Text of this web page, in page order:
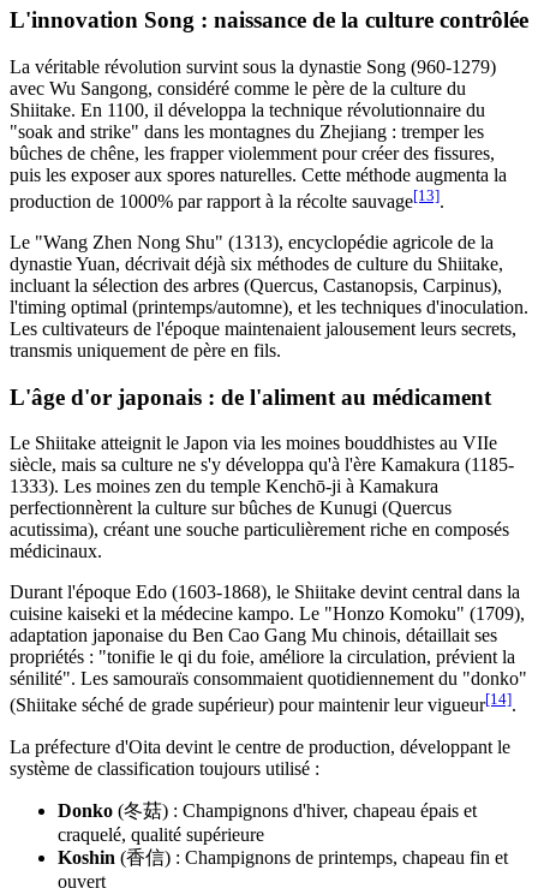
L'innovation Song : naissance de la culture contrôlée
La véritable révolution survint sous la dynastie Song (960-1279)
avec Wu Sangong, considéré comme le père de la culture du
Shiitake. En 1100, il développa la technique révolutionnaire du
"soak and strike" dans les montagnes du Zhejiang : tremper les
bûches de chêne, les frapper violemment pour créer des fissures,
puis les exposer aux spores naturelles. Cette méthode augmenta la
production de 1000% par rapport à la récolte sauvage[13].
Le "Wang Zhen Nong Shu" (1313), encyclopédie agricole de la
dynastie Yuan, décrivait déjà six méthodes de culture du Shiitake,
incluant la sélection des arbres (Quercus, Castanopsis, Carpinus),
l'timing optimal (printemps/automne), et les techniques d'inoculation.
Les cultivateurs de l'époque maintenaient jalousement leurs secrets,
transmis uniquement de père en fils.
L'âge d'or japonais : de l'aliment au médicament
Le Shiitake atteignit le Japon via les moines bouddhistes au VIIe
siècle, mais sa culture ne s'y développa qu'à l'ère Kamakura (1185-
1333). Les moines zen du temple Kenchō-ji à Kamakura
perfectionnèrent la culture sur bûches de Kunugi (Quercus
acutissima), créant une souche particulièrement riche en composés
médicinaux.
Durant l'époque Edo (1603-1868), le Shiitake devint central dans la
cuisine kaiseki et la médecine kampo. Le "Honzo Komoku" (1709),
adaptation japonaise du Ben Cao Gang Mu chinois, détaillait ses
propriétés : "tonifie le qi du foie, améliore la circulation, prévient la
sénilité". Les samouraïs consommaient quotidiennement du "donko"
(Shiitake séché de grade supérieur) pour maintenir leur vigueur[14].
La préfecture d'Oita devint le centre de production, développant le
système de classification toujours utilisé :
Donko (冬菇) : Champignons d'hiver, chapeau épais et
craquelé, qualité supérieure
Koshin (香信) : Champignons de printemps, chapeau fin et
ouvert